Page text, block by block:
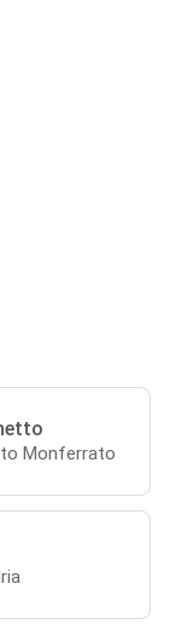
Monferrato